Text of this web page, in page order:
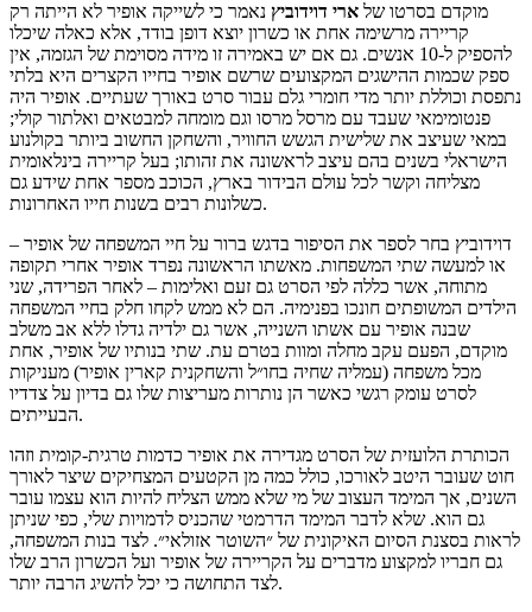
מוקדם בסרטו של ארי דוידוביץ נאמר כי לשייקה אופיר לא הייתה רק
קריירה מרשימה אחת או כשרון יוצא דופן בודד, אלא כאלה שיכלו
להספיק ל-10 אנשים. גם אם יש באמירה זו מידה מסוימת של הגזמה, אין
ספק שכמות ההישגים המקצועים שרשם אופיר בחייו הקצרים היא בלתי
נתפסת וכוללת יותר מדי חומרי גלם עבור סרט באורך שעתיים. אופיר היה
פנטומימאי שעבד עם מרסל מרסו וגם מומחה למבטאים ואלתור קולי;
במאי שעיצב את שלישית הגשש החוויר, והשחקן החשוב ביותר בקולנוע
הישראלי בשנים בהם עיצב לראשונה את זהותו; בעל קריירה בינלאומית
מצליחה וקשר לכל עולם הבידור בארץ, הכוכב מספר אחת שידע גם
כשלונות רבים בשנות חייו האחרונות.
דוידוביץ בחר לספר את הסיפור בדגש ברור על חיי המשפחה של אופיר –
או למעשה שתי המשפחות. מאשתו הראשונה נפרד אופיר אחרי תקופה
מתוחה, אשר כללה לפי הסרט גם זעם ואלימות – לאחר הפרידה, שני
הילדים המשופתים חונכו בפנימיה. הם לא ממש לקחו חלק בחיי המשפחה
שבנה אופיר עם אשתו השנייה, אשר גם ילדיה גדלו ללא אב משלב
מוקדם, הפעם עקב מחלה ומוות בטרם עת. שתי בנותיו של אופיר, אחת
מכל משפחה (עמליה שחיה בחו״ל והשחקנית קארין אופיר) מעניקות
לסרט עומק רגשי כאשר הן נותרות מעריצות שלו גם בדיון על צדדיו
הבעייתים.
הכותרת הלועזית של הסרט מגדירה את אופיר כדמות טרגית-קומית וזהו
חוט שעובר היטב לאורכו, כולל כמה מן הקטעים המצחיקים שיצר לאורך
השנים, אך המימד העצוב של מי שלא ממש הצליח להיות הוא עצמו עובר
גם הוא. שלא לדבר המימד הדרמטי שהכניס לדמויות שלי, כפי שניתן
לראות בסצנת הסיום האיקונית של ״השוטר אזולאי״. לצד בנות המשפחה,
גם חבריו למקצוע מדברים על הקריירה של אופיר ועל הכשרון הרב שלו
לצד התחושה כי יכל להשיג הרבה יותר.